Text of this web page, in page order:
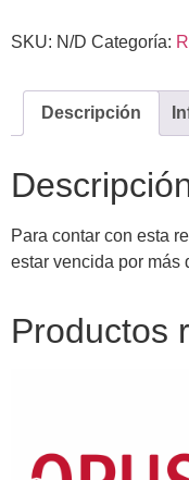
SKU: N/D Categoría:
Descripción
Para contar con esta
estar vencida por más
Productos